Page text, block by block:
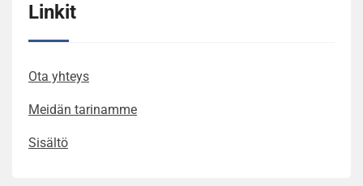
Linkit
Ota yhteys
Meidän tarinamme
Sisältö